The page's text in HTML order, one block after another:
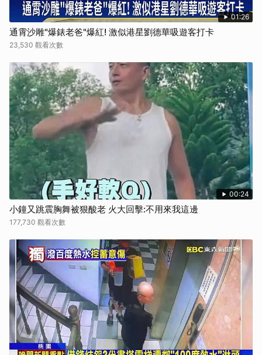
01:26
通霄沙雕"爆錶老爸"爆紅! 激似港星劉德華吸遊客打卡
23,530 觀看次數
00:24
小鐘又跳震胸舞被狠酸老 火大回擊:不用來我這邊
177,730 觀看次數